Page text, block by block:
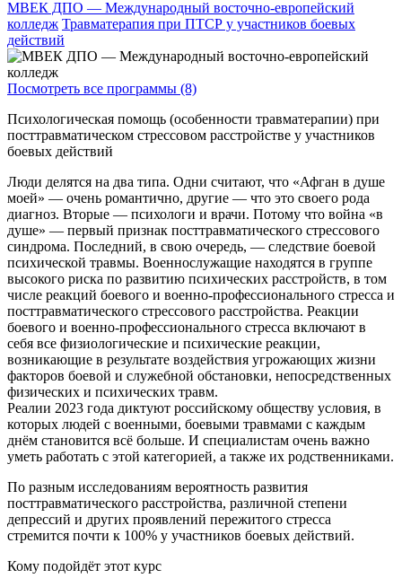
МВЕК ДПО — Международный восточно-европейский
колледж Травматерапия при ПТСР у участников боевых
действий
Посмотреть все программы (8)
Психологическая помощь (особенности травматерапии) при
посттравматическом стрессовом расстройстве у участников
боевых действий
Люди делятся на два типа. Одни считают, что «Афган в душе
моей» — очень романтично, другие — что это своего рода
диагноз. Вторые — психологи и врачи. Потому что война «в
душе» — первый признак посттравматического стрессового
синдрома. Последний, в свою очередь, — следствие боевой
психической травмы. Военнослужащие находятся в группе
высокого риска по развитию психических расстройств, в том
числе реакций боевого и военно-профессионального стресса и
посттравматического стрессового расстройства. Реакции
боевого и военно-профессионального стресса включают в
себя все физиологические и психические реакции,
возникающие в результате воздействия угрожающих жизни
факторов боевой и служебной обстановки, непосредственных
физических и психических травм.
Реалии 2023 года диктуют российскому обществу условия, в
которых людей с военными, боевыми травмами с каждым
днём становится всё больше. И специалистам очень важно
уметь работать с этой категорией, а также их родственниками.
По разным исследованиям вероятность развития
посттравматического расстройства, различной степени
депрессий и других проявлений пережитого стресса
стремится почти к 100% у участников боевых действий.
Кому подойдёт этот курс